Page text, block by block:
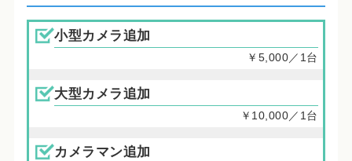
小型カメラ追加
￥5,000／1台
大型カメラ追加
￥10,000／1台
カメラマン追加